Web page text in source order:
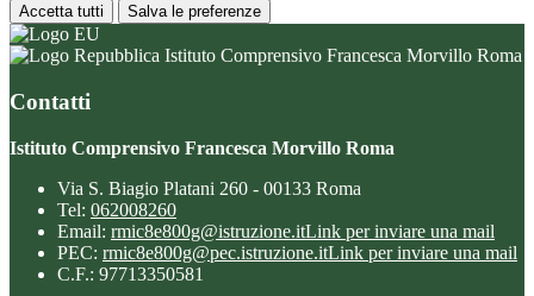
Accetta tutti Salva le preferenze
Istituto Comprensivo Francesca Morvillo Roma
Contatti
Istituto Comprensivo Francesca Morvillo Roma
Via S. Biagio Platani 260 - 00133 Roma
Tel: 062008260
Email: rmic8e800g@istruzione.itLink per inviare una mail
PEC: rmic8e800g@pec.istruzione.itLink per inviare una mail
C.F.: 97713350581